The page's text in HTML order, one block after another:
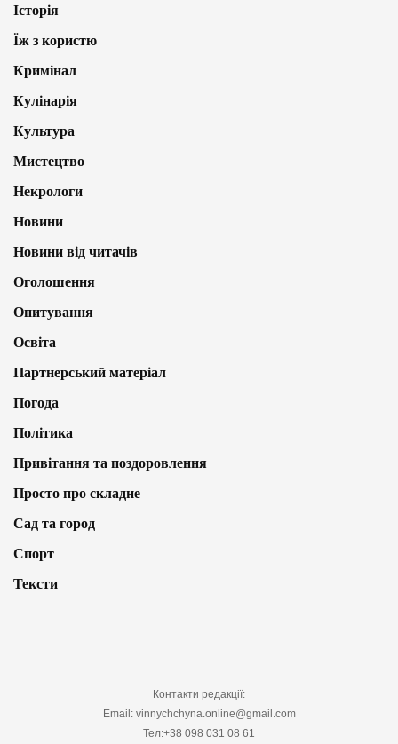
Історія
Їж з користю
Кримінал
Кулінарія
Культура
Мистецтво
Некрологи
Новини
Новини від читачів
Оголошення
Опитування
Освіта
Партнерський матеріал
Погода
Політика
Привітання та поздоровлення
Просто про складне
Сад та город
Спорт
Тексти
Контакти редакції:
Email: vinnychchyna.online@gmail.com
Тел:+38 098 031 08 61